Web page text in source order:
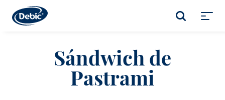
main
BUSCAR
Sándwich de
Pastrami